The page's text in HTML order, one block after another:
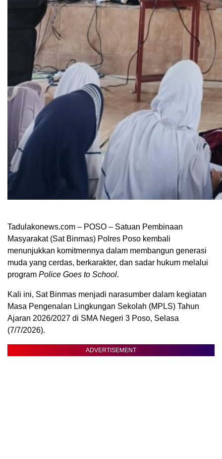
Tadulakonews.com – POSO – Satuan Pembinaan
Masyarakat (Sat Binmas) Polres Poso kembali
menunjukkan komitmennya dalam membangun generasi
muda yang cerdas, berkarakter, dan sadar hukum melalui
program Police Goes to School.
Kali ini, Sat Binmas menjadi narasumber dalam kegiatan
Masa Pengenalan Lingkungan Sekolah (MPLS) Tahun
Ajaran 2026/2027 di SMA Negeri 3 Poso, Selasa
(7/7/2026).
ADVERTISEMENT